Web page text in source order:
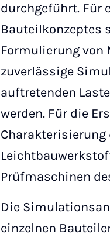
durchgeführt. Für
Bauteilkonzeptes
Formulierung von
zuverlässige
auftretenden
werden. Für die
Charakterisierung
Prüfmaschinen
Die
einzelnen